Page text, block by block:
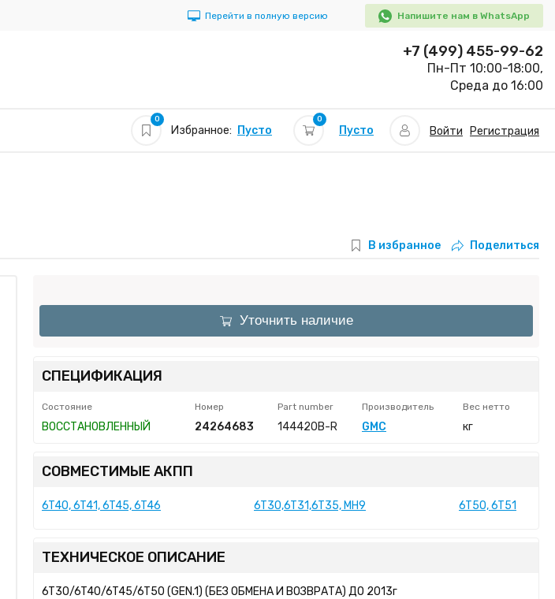
Перейти в полную версию Напишите нам в WhatsApp
+7 (499) 455-99-62
Пн-Пт 10:00-18:00,
Среда до 16:00
0
Избранное: Пусто
0
Пусто Войти Регистрация
В избранное Поделиться
Уточнить наличие
СПЕЦИФИКАЦИЯ
Состояние Номер Part number Производитель Вес нетто
ВОССТАНОВЛЕННЫЙ 24264683 144420B-R GMC кг
СОВМЕСТИМЫЕ АКПП
6T40, 6T41, 6T45, 6T46 6T30,6T31,6T35, MH9 6T50, 6T51
ТЕХНИЧЕСКОЕ ОПИСАНИЕ
6T30/6T40/6T45/6T50 (GEN.1) (БЕЗ ОБМЕНА И ВОЗВРАТА) ДО 2013г